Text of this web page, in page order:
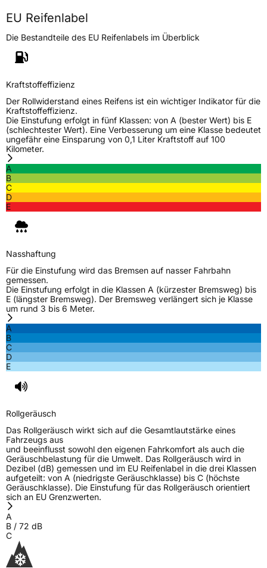
FahrzeugartPKW & SUV
Weitere Eigenschaften
Schlauchtyp
ZustandNeureifen
M+SJa
Verstärkt
FelgenschutzFR
ElektroJa
EffizienzC
NasshaftungC
FahrzeugklasseC1
EPREL ID2066743
Allgemeine Produktsicherheit (GPSR)
HerstellerkontaktContinental Reifen Deutschland GmbH,
Continental-Plaza 1 30175 Hannover
Deutschland,
EU Reifenlabel
Die Bestandteile des EU Reifenlabels im Überblick
Kraftstoffeffizienz
Der Rollwiderstand eines Reifens ist ein wichtiger Indikator für die
Kraftstoffeffizienz.
Die Einstufung erfolgt in fünf Klassen: von A (bester Wert) bis E
(schlechtester Wert). Eine Verbesserung um eine Klasse bedeutet
ungefähr eine Einsparung von 0,1 Liter Kraftstoff auf 100
Kilometer.
A
B
C
D
E
Nasshaftung
Für die Einstufung wird das Bremsen auf nasser Fahrbahn
gemessen.
Die Einstufung erfolgt in die Klassen A (kürzester Bremsweg) bis
E (längster Bremsweg). Der Bremsweg verlängert sich je Klasse
um rund 3 bis 6 Meter.
A
B
C
D
E
Rollgeräusch
Das Rollgeräusch wirkt sich auf die Gesamtlautstärke eines
Fahrzeugs aus
und beeinflusst sowohl den eigenen Fahrkomfort als auch die
Geräuschbelastung für die Umwelt. Das Rollgeräusch wird in
Dezibel (dB) gemessen und im EU Reifenlabel in die drei Klassen
aufgeteilt: von A (niedrigste Geräuschklasse) bis C (höchste
Geräuschklasse). Die Einstufung für das Rollgeräusch orientiert
sich an EU Grenzwerten.
A
B / 72 dB
C